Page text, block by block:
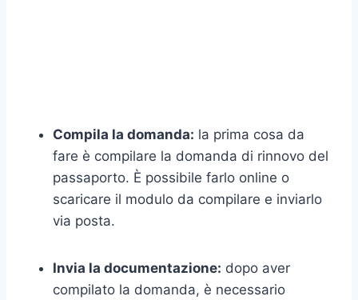
Compila la domanda: la prima cosa da
fare è compilare la domanda di rinnovo del
passaporto. È possibile farlo online o
scaricare il modulo da compilare e inviarlo
via posta.
Invia la documentazione: dopo aver
compilato la domanda, è necessario